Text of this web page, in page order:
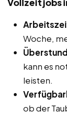
Woche,
kann es
leisten.
ob der